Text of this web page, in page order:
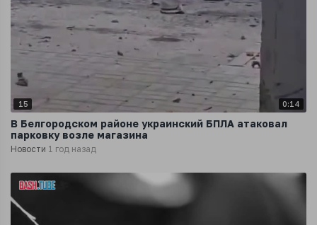
15 0:14
В Белгородском районе украинский БПЛА атаковал
парковку возле магазина
Новости 1 год назад